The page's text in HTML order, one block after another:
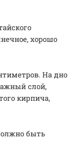
хорошо
На дно
слой,
кирпича,
быть